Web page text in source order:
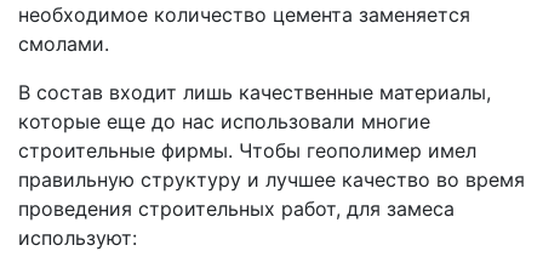
необходимое количество цемента заменяется
смолами.
В состав входит лишь качественные материалы,
которые еще до нас использовали многие
строительные фирмы. Чтобы геополимер имел
правильную структуру и лучшее качество во время
проведения строительных работ, для замеса
используют: